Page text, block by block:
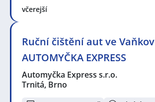
včerejší
Ruční čištění aut ve
AUTOMYČKA EXPRESS
Automyčka Express s.r.o.
Trnitá, Brno